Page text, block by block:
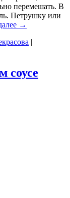
перемешать. В
Петрушку или
→
соусе